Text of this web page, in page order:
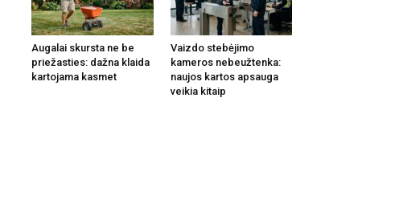
Augalai skursta ne be
priežasties: dažna klaida
kartojama kasmet
Vaizdo stebėjimo
kameros nebeužtenka:
naujos kartos apsauga
veikia kitaip